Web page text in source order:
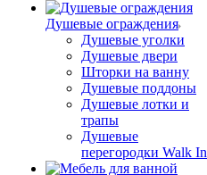
Душевые ограждения
Душевые уголки
Душевые двери
Шторки на ванну
Душевые поддоны
Душевые лотки и
трапы
Душевые
перегородки Walk In